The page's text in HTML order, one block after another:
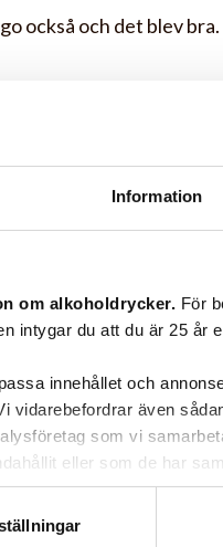
Information
om alkoholdrycker. För
intygar du att du är 25 år
innehållet och
vidarebefordrar även
som vi
eller som de har
också och det blev bra.
rätt den får gott
du inte misstycker.